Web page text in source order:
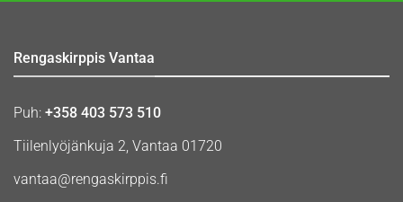
Rengaskirppis Vantaa
Puh: +358 403 573 510
Tiilenlyöjänkuja 2, Vantaa 01720
vantaa@rengaskirppis.fi